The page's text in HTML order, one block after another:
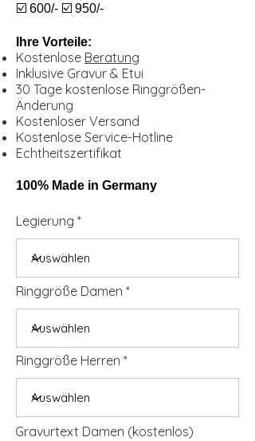
☑️ 600/- ☑️ 950/-
Ihre Vorteile:
Kostenlose Beratung
Inklusive Gravur & Etui
30 Tage kostenlose Ringgrößen-
Änderung
Kostenloser Versand
Kostenlose Service-Hotline
Echtheitszertifikat
100% Made in Germany
Legierung
Ringgröße Damen
Ringgröße Herren
Gravurtext Damen (kostenlos)